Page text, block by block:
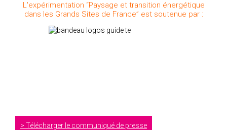
L'expérimentation “Paysage et transition énergétique
dans les Grands Sites de France” est soutenue par :
Télécharger le communiqué de presse